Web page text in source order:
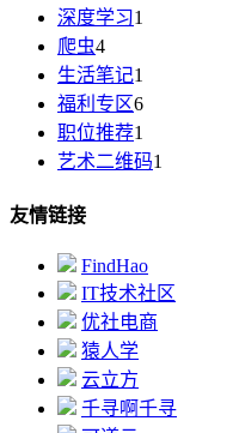
深度学习1
爬虫4
生活笔记1
福利专区6
职位推荐1
艺术二维码1
友情链接
FindHao
IT技术社区
优社电商
猿人学
云立方
千寻啊千寻